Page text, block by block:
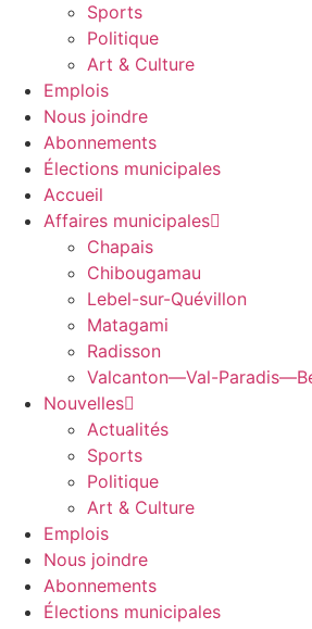
Sports
Politique
Art & Culture
Emplois
Nous joindre
Abonnements
Élections municipales
Accueil
Affaires municipales
Chapais
Chibougamau
Lebel-sur-Quévillon
Matagami
Radisson
Valcanton—Val-
Nouvelles
Actualités
Sports
Politique
Art & Culture
Emplois
Nous joindre
Abonnements
Élections municipales